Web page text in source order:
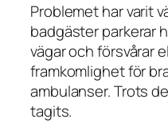
Problemet har varit
badgäster parkerar
vägar och försvårar
framkomlighet för
ambulanser. Trots
tagits.